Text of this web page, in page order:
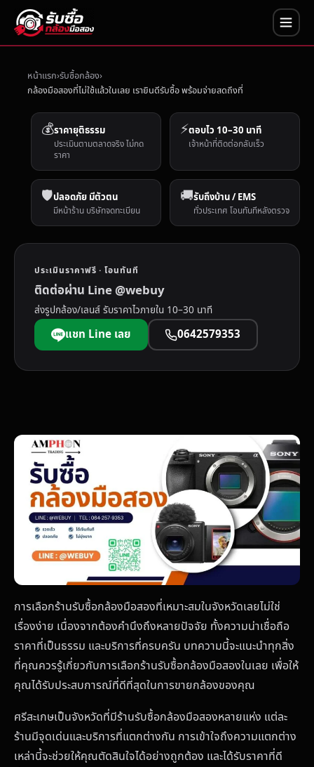
หน้าแรก รับซื้อกล้อง
กล้องมือสองที่ไม่ใช้แล้วในเลย เรายินดีรับซื้อ พร้อมจ่ายสดถึงที่
💰ราคายุติธรรม
ประเมินตามตลาดจริง ไม่กด
ราคา
⚡ตอบไว 10–30 นาที
เจ้าหน้าที่ติดต่อกลับเร็ว
🛡️ปลอดภัย มีตัวตน
มีหน้าร้าน บริษัทจดทะเบียน
🚚รับถึงบ้าน / EMS
ทั่วประเทศ โอนทันทีหลังตรวจ
ประเมินราคาฟรี · โอนทันที
ติดต่อผ่าน Line @webuy
ส่งรูปกล้อง/เลนส์ รับราคาไวภายใน 10–30 นาที
แชท Line เลย 0642579353
การเลือกร้านรับซื้อกล้องมือสองที่เหมาะสมในจังหวัดเลยไม่ใช่
เรื่องง่าย เนื่องจากต้องคำนึงถึงหลายปัจจัย ทั้งความน่าเชื่อถือ
ราคาที่เป็นธรรม และบริการที่ครบครัน บทความนี้จะแนะนำทุกสิ่ง
ที่คุณควรรู้เกี่ยวกับการเลือกร้านรับซื้อกล้องมือสองในเลย เพื่อให้
คุณได้รับประสบการณ์ที่ดีที่สุดในการขายกล้องของคุณ
ศรีสะเกษเป็นจังหวัดที่มีร้านรับซื้อกล้องมือสองหลายแห่ง แต่ละ
ร้านมีจุดเด่นและบริการที่แตกต่างกัน การเข้าใจถึงความแตกต่าง
เหล่านี้จะช่วยให้คุณตัดสินใจได้อย่างถูกต้อง และได้รับราคาที่ดี